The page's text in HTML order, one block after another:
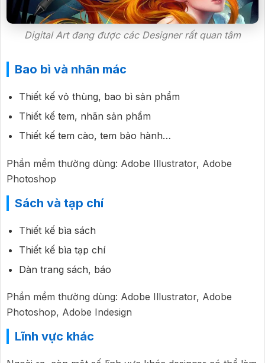
Digital Art đang được các Designer rất quan tâm
Bao bì và nhãn mác
Thiết kế vỏ thùng, bao bì sản phẩm
Thiết kế tem, nhãn sản phẩm
Thiết kế tem cào, tem bảo hành…
Phần mềm thường dùng: Adobe Illustrator, Adobe
Photoshop
Sách và tạp chí
Thiết kế bìa sách
Thiết kế bìa tạp chí
Dàn trang sách, báo
Phần mềm thường dùng: Adobe Illustrator, Adobe
Photoshop, Adobe Indesign
Lĩnh vực khác